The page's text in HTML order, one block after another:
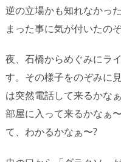
逆の立場かも知れなかっ
まった事に気が付いたの
夜、石橋からめぐみにラ
す。その様子をのぞみに
は突然電話して来るかな
部屋に入って来るかなぁ
て、わかるかなぁ〜?